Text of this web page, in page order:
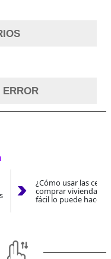
ERROR
¿Cómo usar las
comprar vivienda
fácil lo puede hacer